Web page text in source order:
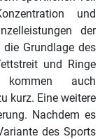
und
der
Grundlage des
und Ringe
auch
kurz. Eine weitere
Nachdem es
des Sports